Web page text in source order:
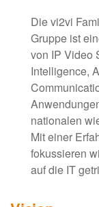
Die vi2vi
Gruppe ist
von IP Video
Intelligence,
nationalen
Mit einer
fokussieren
auf die IT